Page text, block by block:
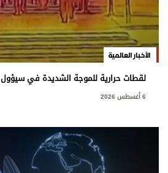
الأخبار العالمية
لقطات حرارية للموجة الشديدة في سيؤول
6 أغسطس 2026